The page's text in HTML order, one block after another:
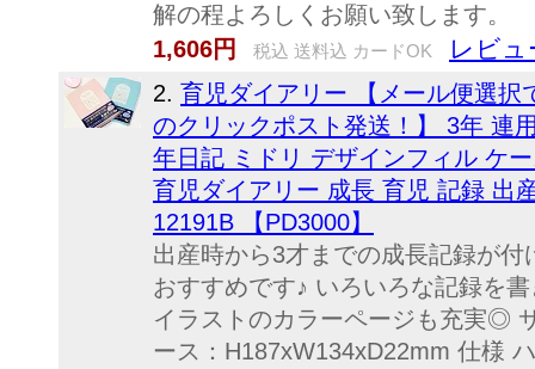
解の程よろしくお願い致します
1,606円
税込 送料込 カードOK レビュ
2. 育児ダイアリー 【メール便選択
のクリックポスト発送！】 3年 連
年日記 ミドリ デザインフィル ケ
育児ダイアリー 成長 育児 記録 出
12191B 【PD3000】
出産時から3才までの成長記録が
おすすめです♪ いろいろな記録を
イラストのカラーページも充実◎
ース：H187xW134xD22mm 仕様